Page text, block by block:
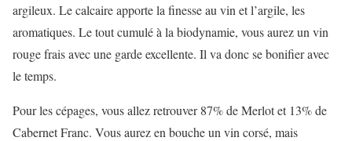
argileux. Le calcaire apporte la finesse au vin et l’argile, les
aromatiques. Le tout cumulé à la biodynamie, vous aurez un vin
rouge frais avec une garde excellente. Il va donc se bonifier avec
le temps.
Pour les cépages, vous allez retrouver 87% de Merlot et 13% de
Cabernet Franc. Vous aurez en bouche un vin corsé, mais